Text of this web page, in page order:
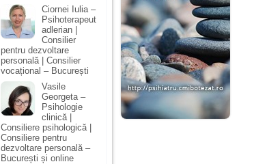
Ciornei Iulia –
Psihoterapeut
adlerian |
Consilier
pentru dezvoltare
personală | Consilier
vocațional – București
Vasile
Georgeta –
Psihologie
clinică |
Consiliere psihologică |
Consiliere pentru
dezvoltare personală –
București și online